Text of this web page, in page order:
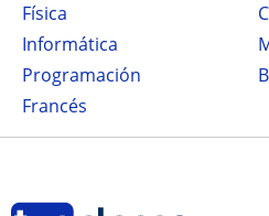
Física
Informática
Programación
Francés